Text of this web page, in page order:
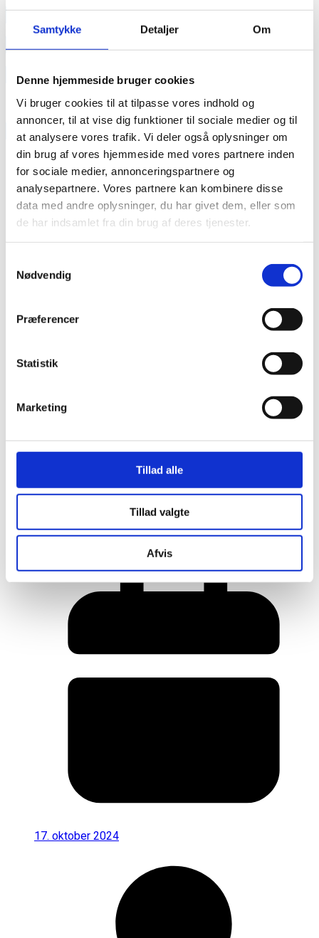
Samtykke Detaljer Om
Denne hjemmeside bruger cookies
Vi bruger cookies til at tilpasse vores indhold og
annoncer, til at vise dig funktioner til sociale medier og til
at analysere vores trafik. Vi deler også oplysninger om
din brug af vores hjemmeside med vores partnere inden
for sociale medier, annonceringspartnere og
analysepartnere. Vores partnere kan kombinere disse
data med andre oplysninger, du har givet dem, eller som
de har indsamlet fra din brug af deres tjenester.
Nødvendig
Præferencer
Statistik
Marketing
Tillad alle
Tillad valgte
Afvis
annonce
annonce
Like us
RAINBOW BUSINESS DENMARK
Her er alle vinderne fra årets Danish
Rainbow Awards
17. oktober 2024